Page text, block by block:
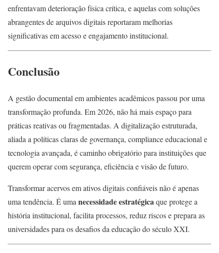
enfrentavam deterioração física crítica, e aquelas com soluções
abrangentes de arquivos digitais reportaram melhorias
significativas em acesso e engajamento institucional.
Conclusão
A gestão documental em ambientes acadêmicos passou por uma
transformação profunda. Em 2026, não há mais espaço para
práticas reativas ou fragmentadas. A digitalização estruturada,
aliada a políticas claras de governança, compliance educacional e
tecnologia avançada, é caminho obrigatório para instituições que
querem operar com segurança, eficiência e visão de futuro.
Transformar acervos em ativos digitais confiáveis não é apenas
uma tendência. É uma necessidade estratégica que protege a
história institucional, facilita processos, reduz riscos e prepara as
universidades para os desafios da educação do século XXI.